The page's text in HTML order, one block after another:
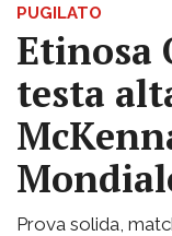
PUGILATO
Etinosa
testa
Prova solida,